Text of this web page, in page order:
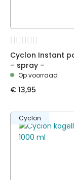
Cyclon Instant
– spray –
Op voorraad
€ 13,95
Cyclon